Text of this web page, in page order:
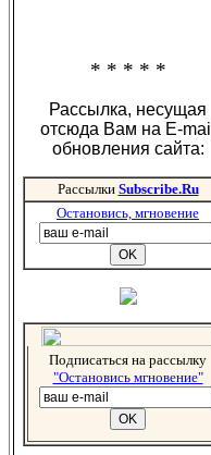
* * * * *
Рассылка, несущая
отсюда Вам на E-mail
обновления сайта:
Рассылки Subscribe.Ru
Остановись, мгновение
Подписаться на рассылку
"Остановись мгновение"